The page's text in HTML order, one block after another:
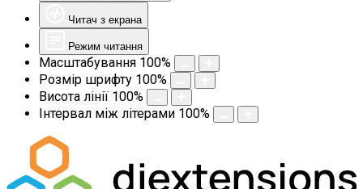
Читач з екрана
Режим читання
Масштабування 100%
Розмір шрифту 100%
Висота лінії 100%
Інтервал між літерами 100%